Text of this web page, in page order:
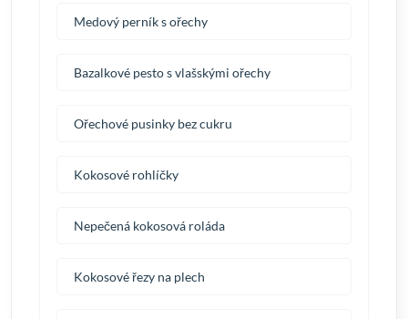
Medový perník s ořechy
Bazalkové pesto s vlašskými ořechy
Ořechové pusinky bez cukru
Kokosové rohlíčky
Nepečená kokosová roláda
Kokosové řezy na plech